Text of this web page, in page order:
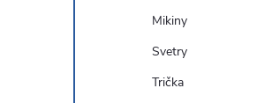
Mikiny
Svetry
Trička